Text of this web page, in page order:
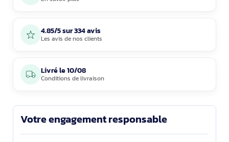
4.85/5 sur 334 avis
Les avis de nos clients
Livré le10/08
Conditions de livraison
Votre engagement responsable